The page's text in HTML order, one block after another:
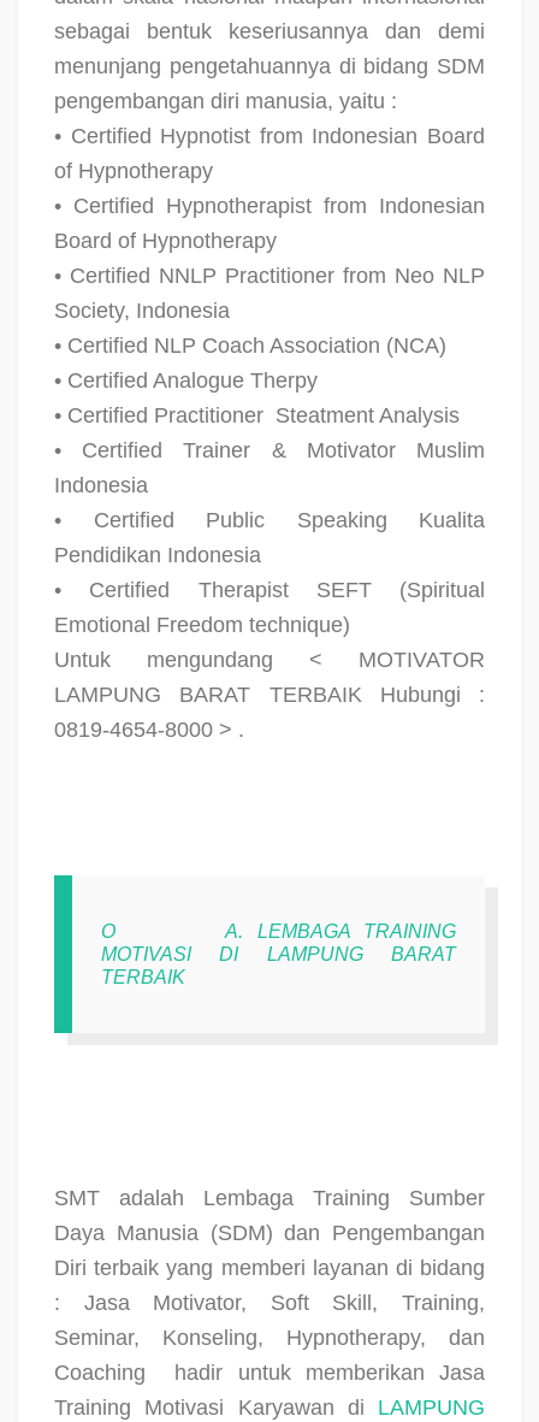
sebagai bentuk keseriusannya dan demi
menunjang pengetahuannya di bidang SDM
pengembangan diri manusia, yaitu :
• Certified Hypnotist from Indonesian Board
of Hypnotherapy
• Certified Hypnotherapist from Indonesian
Board of Hypnotherapy
• Certified NNLP Practitioner from Neo NLP
Society, Indonesia
• Certified NLP Coach Association (NCA)
• Certified Analogue Therpy
• Certified Practitioner Steatment Analysis
• Certified Trainer & Motivator Muslim
Indonesia
• Certified Public Speaking Kualita
Pendidikan Indonesia
• Certified Therapist SEFT (Spiritual
Emotional Freedom technique)
Untuk mengundang < MOTIVATOR
LAMPUNG BARAT TERBAIK Hubungi :
0819-4654-8000 > .
O
A. LEMBAGA TRAINING
MOTIVASI DI LAMPUNG BARAT
TERBAIK
SMT adalah Lembaga Training Sumber
Daya Manusia (SDM) dan Pengembangan
Diri terbaik yang memberi layanan di bidang
: Jasa Motivator, Soft Skill, Training,
Seminar, Konseling, Hypnotherapy, dan
Coaching
hadir untuk memberikan Jasa
Training Motivasi Karyawan di LAMPUNG